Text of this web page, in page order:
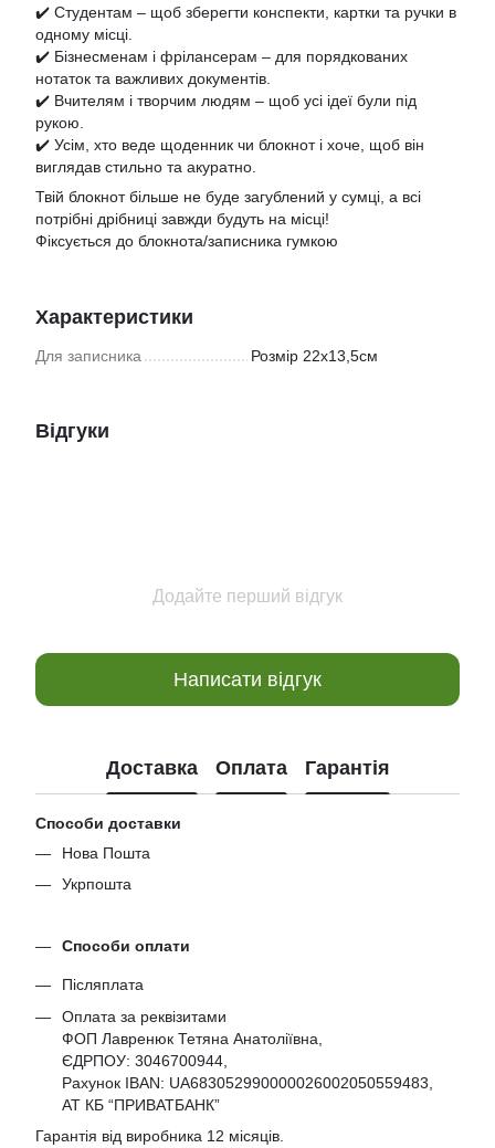
✔️ Студентам – щоб зберегти конспекти, картки та ручки в
одному місці.
✔️ Бізнесменам і фрілансерам – для порядкованих
нотаток та важливих документів.
✔️ Вчителям і творчим людям – щоб усі ідеї були під
рукою.
✔️ Усім, хто веде щоденник чи блокнот і хоче, щоб він
виглядав стильно та акуратно.
Твій блокнот більше не буде загублений у сумці, а всі
потрібні дрібниці завжди будуть на місці!
Фіксується до блокнота/записника гумкою
Характеристики
Для записника Розмір 22х13,5см
Відгуки
Додайте перший відгук
Написати відгук
Доставка Оплата Гарантія
Способи доставки
Нова Пошта
Укрпошта
Способи оплати
Післяплата
Оплата за реквізитами
ФОП Лавренюк Тетяна Анатоліївна,
ЄДРПОУ: 3046700944
Рахунок IBAN: UA683052990000026002050559483,
АТ КБ “ПРИВАТБАНК”
Гарантія від виробника 12 місяців.